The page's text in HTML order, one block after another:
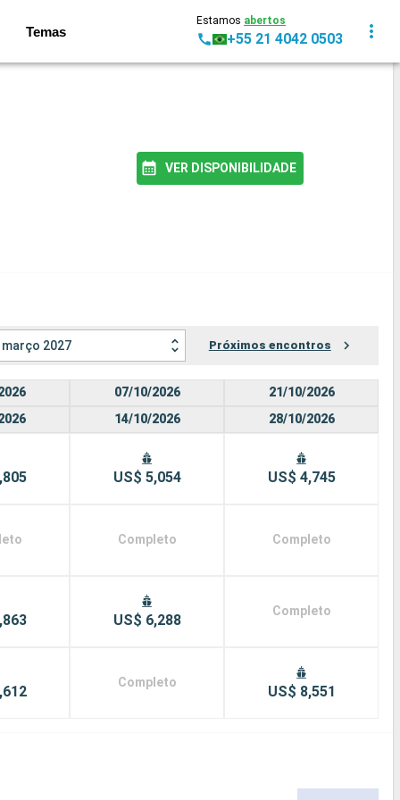
Temas
Estamos abertos
+55 21 4042 0503
VER DISPONIBILIDADE
março 2027 Próximos encontros
07/10/2026
14/10/2026
US$ 5,054
Completo
US$ 6,288
Completo
21/10/2026
28/10/2026
US$ 4,745
Completo
Completo
US$ 8,551